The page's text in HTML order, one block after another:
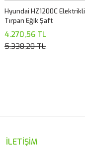
Hyundai HZ1200C Elektrikli
Tırpan Eğik Şaft
4.270,56 TL
5.338,20 TL
İLETİŞİM